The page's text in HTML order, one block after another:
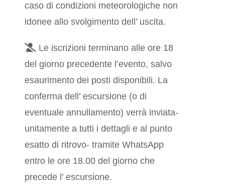
caso di condizioni meteorologiche non
idonee allo svolgimento dell’ uscita.
Le iscrizioni terminano alle ore 18
del giorno precedente l’evento, salvo
esaurimento dei posti disponibili. La
conferma dell’ escursione (o di
eventuale annullamento) verrà inviata-
unitamente a tutti i dettagli e al punto
esatto di ritrovo- tramite WhatsApp
entro le ore 18.00 del giorno che
precede l’ escursione.